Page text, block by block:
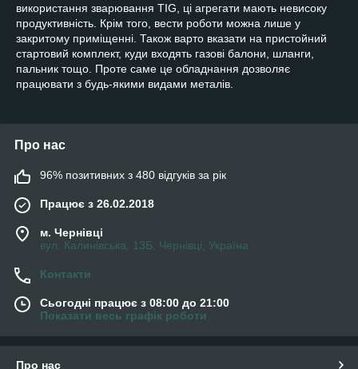
використання зварювання TIG, ці агрегати мають невисоку
продуктивність. Крім того, вести роботи можна лише у
закритому приміщенні. Також варто вказати на пристойний
стартовий комплект, куди входять газові балони, шланги,
пальник тощо. Проте саме це обладнання дозволяє
працювати з будь-якими видами металів.
Про нас
96% позитивних з 480 відгуків за рік
Працює з 26.02.2018
м. Чернівці
вул. Калинівська, 13Б, Чернівці, Україна
Контакти
Сьогодні працює з 08:00 до 21:00
Показати весь графік роботи
Про нас